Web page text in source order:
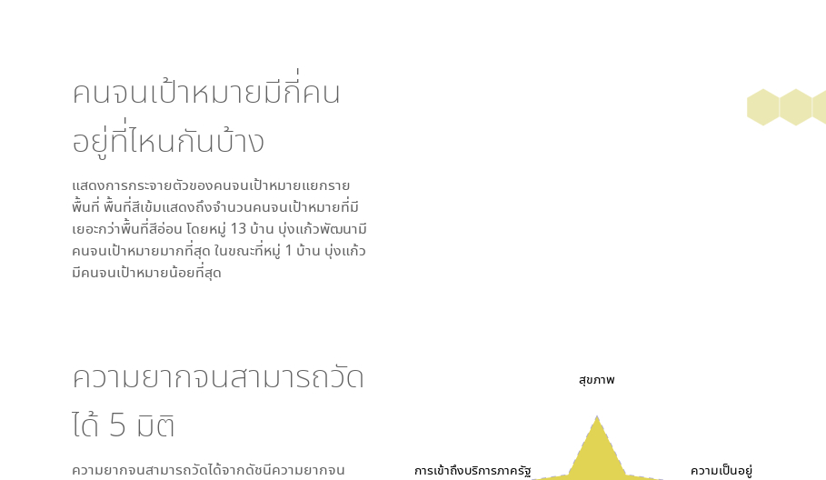
คนจนเป้าหมายมีกี่คน
อยู่ที่ไหนกันบ้าง
แสดงการกระจายตัวของคนจนเป้าหมายแยกราย
พื้นที่ พื้นที่สีเข้มแสดงถึงจำนวนคนจนเป้าหมายที่มี
เยอะกว่าพื้นที่สีอ่อน โดยหมู่ 13 บ้าน บุ่งแก้วพัฒนามี
คนจนเป้าหมายมากที่สุด ในขณะที่หมู่ 1 บ้าน บุ่งแก้ว
มีคนจนเป้าหมายน้อยที่สุด
ความยากจนสามารถวัด
ได้ 5 มิติ
ความยากจนสามารถวัดได้จากดัชนีความยากจน
สุขภาพ
ความเป็นอยู่
การเข้าถึงบริการภาครัฐ